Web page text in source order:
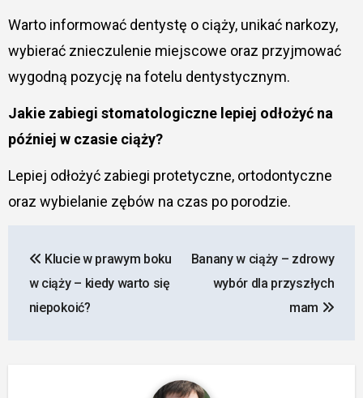
Warto informować dentystę o ciąży, unikać narkozy,
wybierać znieczulenie miejscowe oraz przyjmować
wygodną pozycję na fotelu dentystycznym.
Jakie zabiegi stomatologiczne lepiej odłożyć na
później w czasie ciąży?
Lepiej odłożyć zabiegi protetyczne, ortodontyczne
oraz wybielanie zębów na czas po porodzie.
wpisu
Klucie w prawym boku
w ciąży – kiedy warto się
niepokoić?
Banany w ciąży – zdrowy
wybór dla przyszłych
mam